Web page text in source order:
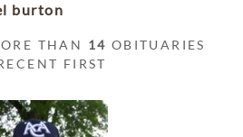
burton
THAN 14 OBITUARIES
FIRST